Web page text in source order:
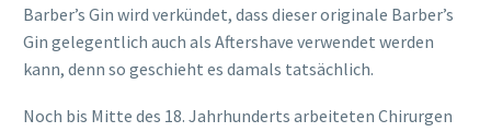
Barber’s Gin wird verkündet, dass dieser originale Barber’s
Gin gelegentlich auch als Aftershave verwendet werden
kann, denn so geschieht es damals tatsächlich.
Noch bis Mitte des 18. Jahrhunderts arbeiteten Chirurgen